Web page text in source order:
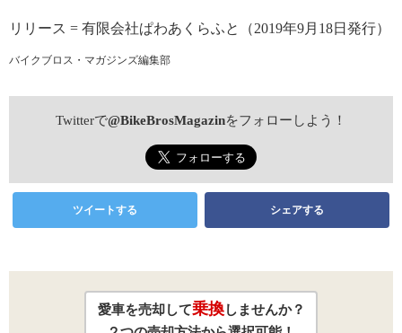
リリース = 有限会社ぱわあくらふと（2019年9月18日発行）
バイクブロス・マガジンズ編集部
Twitterで@BikeBrosMagazinをフォローしよう！
ツイートする シェアする
愛車を売却して乗換しませんか？